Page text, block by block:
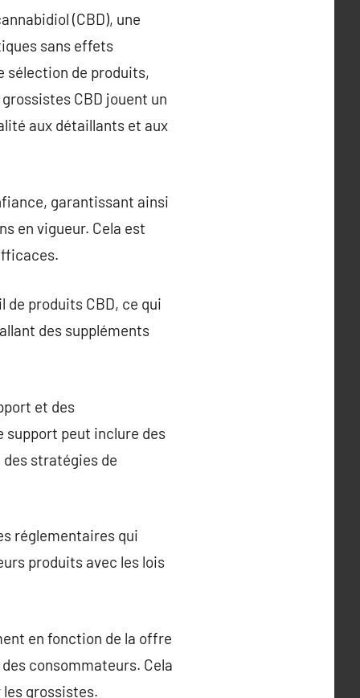
(CBD), une
sans effets
sélection de produits,
CBD jouent un
aux détaillants et aux
garantissant ainsi
en vigueur. Cela est
produits CBD, ce qui
des suppléments
et des
support peut inclure des
stratégies de
réglementaires qui
produits avec les lois
en fonction de la offre
consommateurs. Cela
grossistes.